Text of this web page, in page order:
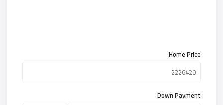
Home Price
Down Payment